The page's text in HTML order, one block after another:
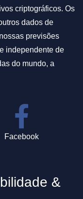
criptográficos. Os
dados de
previsões
independente de
do mundo, a
Facebook
&